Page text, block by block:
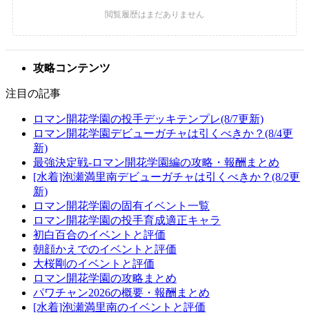
攻略コンテンツ
注目の記事
ロマン開花学園の投手デッキテンプレ(8/7更新)
ロマン開花学園デビューガチャは引くべきか？(8/4更
新)
最強決定戦-ロマン開花学園編の攻略・報酬まとめ
[水着]泡瀬満里南デビューガチャは引くべきか？(8/2更
新)
ロマン開花学園の固有イベント一覧
ロマン開花学園の投手育成適正キャラ
初白百合のイベントと評価
朝顔かえでのイベントと評価
大桜剛のイベントと評価
ロマン開花学園の攻略まとめ
パワチャン2026の概要・報酬まとめ
[水着]泡瀬満里南のイベントと評価